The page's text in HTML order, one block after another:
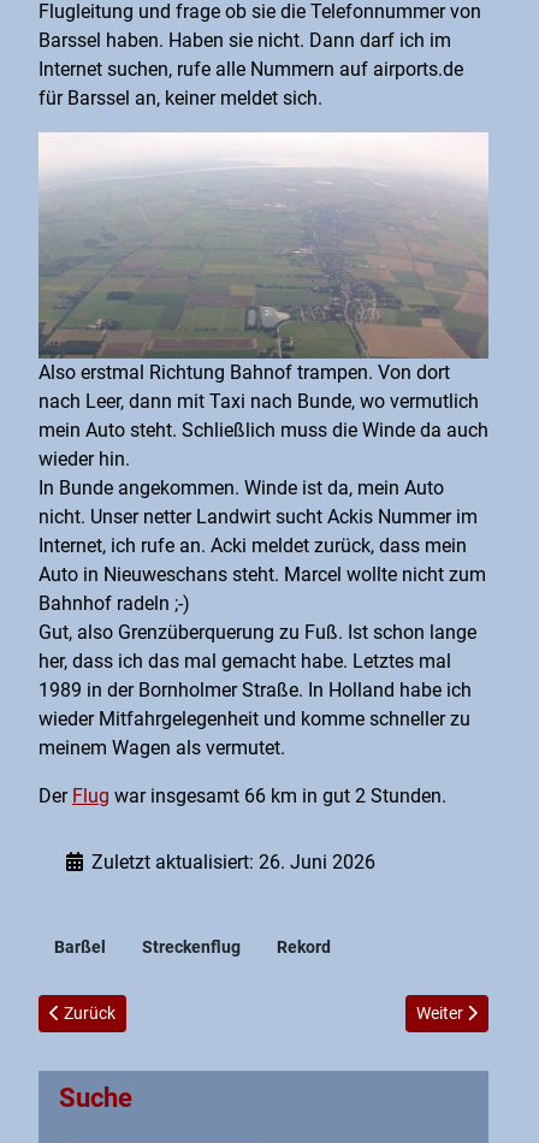
Flugleitung und frage ob sie die Telefonnummer von
Barssel haben. Haben sie nicht. Dann darf ich im
Internet suchen, rufe alle Nummern auf airports.de
für Barssel an, keiner meldet sich.
Also erstmal Richtung Bahnof trampen. Von dort
nach Leer, dann mit Taxi nach Bunde, wo vermutlich
mein Auto steht. Schließlich muss die Winde da auch
wieder hin.
In Bunde angekommen. Winde ist da, mein Auto
nicht. Unser netter Landwirt sucht Ackis Nummer im
Internet, ich rufe an. Acki meldet zurück, dass mein
Auto in Nieuweschans steht. Marcel wollte nicht zum
Bahnhof radeln ;-)
Gut, also Grenzüberquerung zu Fuß. Ist schon lange
her, dass ich das mal gemacht habe. Letztes mal
1989 in der Bornholmer Straße. In Holland habe ich
wieder Mitfahrgelegenheit und komme schneller zu
meinem Wagen als vermutet.
Der Flug war insgesamt 66 km in gut 2 Stunden.
Zuletzt aktualisiert: 26. Juni 2026
Barßel Streckenflug Rekord
Vorheriger Beitrag: Samstag, 29.08.15 in Nortmoor
Zurück Nächster
Weiter
Suche